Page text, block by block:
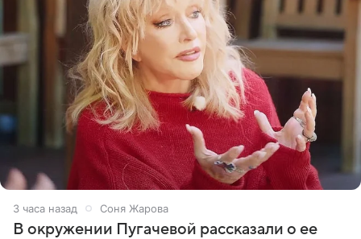
3 часа назад Соня Жарова
В окружении Пугачевой рассказали о ее